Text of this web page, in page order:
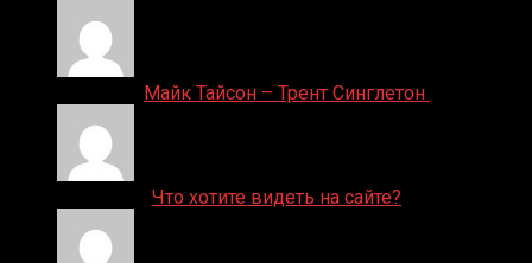
Майк Тайсон – Трент Синглетон
Что хотите видеть на сайте?